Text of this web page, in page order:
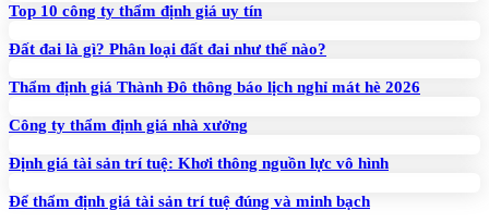
Top 10 công ty thẩm định giá uy tín
Đất đai là gì? Phân loại đất đai như thế nào?
Thẩm định giá Thành Đô thông báo lịch nghỉ mát hè 2026
Công ty thẩm định giá nhà xưởng
Định giá tài sản trí tuệ: Khơi thông nguồn lực vô hình
Để thẩm định giá tài sản trí tuệ đúng và minh bạch